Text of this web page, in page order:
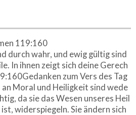
119:160
durch wahr, und ewig gültig sind
In ihnen zeigt sich deine Gerech
zum Vers des Tag
Moral und Heiligkeit sind wede
da sie das Wesen unseres Heil
widerspiegeln. Sie ändern sich